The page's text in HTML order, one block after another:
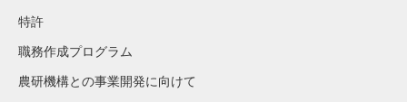
特許
職務作成プログラム
農研機構との事業開発に向けて